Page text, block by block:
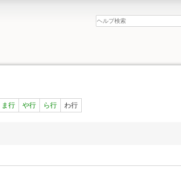
ま行 や行 ら行 わ行